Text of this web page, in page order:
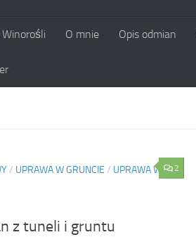
Winorośli O mnie Opis odmian
2
/ UPRAWA W GRUNCIE / UPRAWA W
z tuneli i gruntu